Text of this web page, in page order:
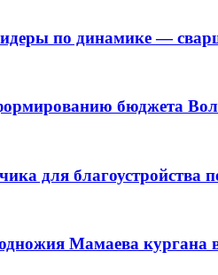
по динамике —
бюджета
для
Мамаева